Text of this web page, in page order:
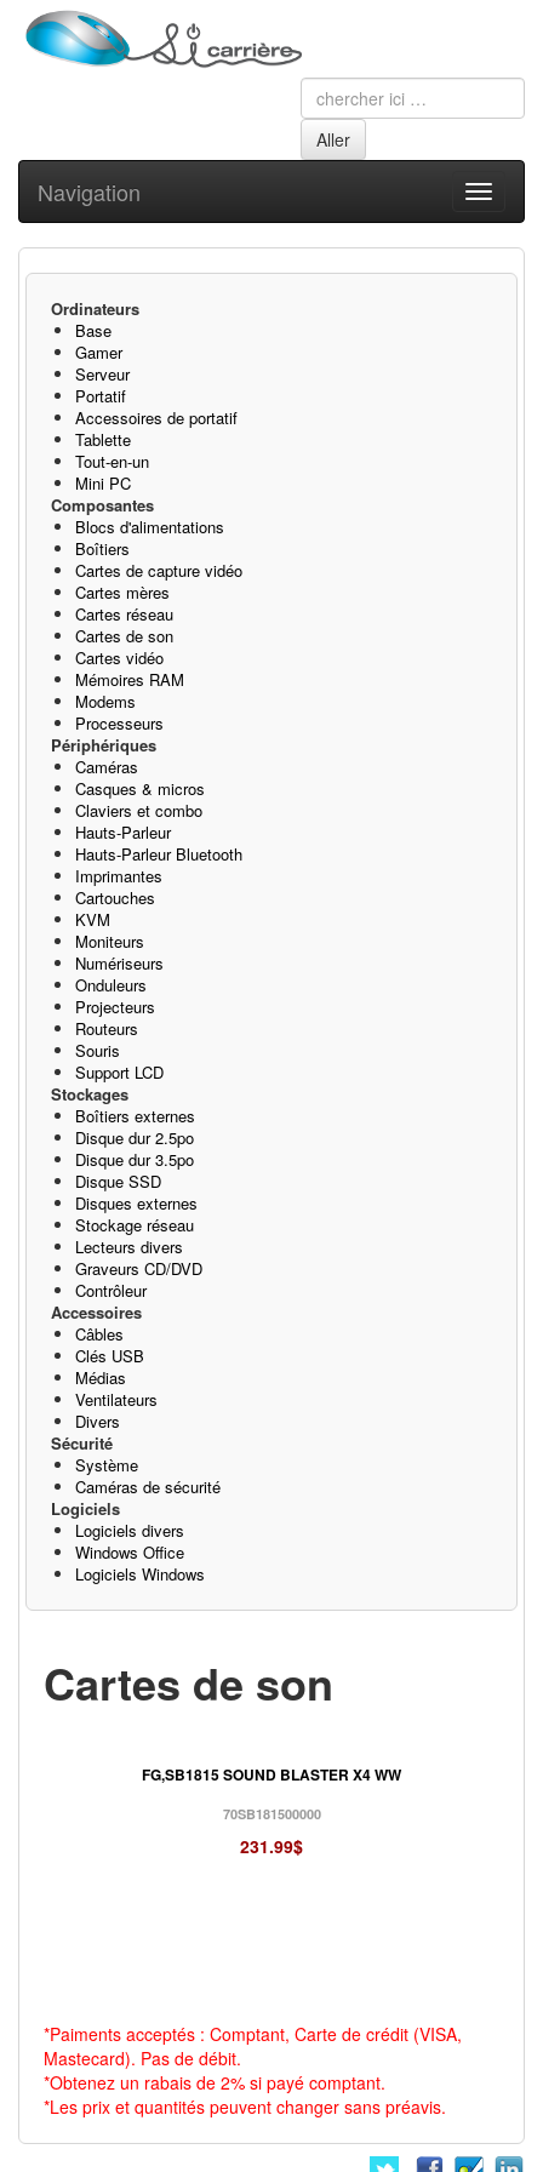
Toggle
Navigation
Ordinateurs
Base
Gamer
Serveur
Portatif
Accessoires de portatif
Tablette
Tout-en-un
Mini PC
Composantes
Blocs d'alimentations
Boîtiers
Cartes de capture vidéo
Cartes mères
Cartes réseau
Cartes de son
Cartes vidéo
Mémoires RAM
Modems
Processeurs
Périphériques
Caméras
Casques & micros
Claviers et combo
Hauts-Parleur
Hauts-Parleur Bluetooth
Imprimantes
Cartouches
KVM
Moniteurs
Numériseurs
Onduleurs
Projecteurs
Routeurs
Souris
Support LCD
Stockages
Boîtiers externes
Disque dur 2.5po
Disque dur 3.5po
Disque SSD
Disques externes
Stockage réseau
Lecteurs divers
Graveurs CD/DVD
Contrôleur
Accessoires
Câbles
Clés USB
Médias
Ventilateurs
Divers
Sécurité
Système
Caméras de sécurité
Logiciels
Logiciels divers
Windows Office
Logiciels Windows
Cartes de son
FG,SB1815 SOUND BLASTER X4 WW
70SB181500000
231.99$
*Paiments acceptés : Comptant, Carte de crédit (VISA,
Mastecard). Pas de débit.
*Obtenez un rabais de 2% si payé comptant.
*Les prix et quantités peuvent changer sans préavis.